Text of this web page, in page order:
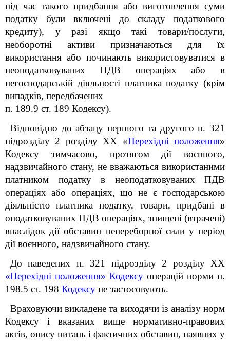
під час такого придбання або виготовлення суми
податку були включені до складу податкового
кредиту), у разі якщо такі товари/послуги,
необоротні активи призначаються для їх
використання або починають використовуватися в
неоподатковуваних ПДВ операціях або в
негосподарській діяльності платника податку (крім
випадків, передбачених
п. 189.9 ст. 189 Кодексу).
Відповідно до абзацу першого та другого п. 321
підрозділу 2 розділу XX «Перехідні положення»
Кодексу тимчасово, протягом дії воєнного,
надзвичайного стану, не вважаються використаними
платником податку в неоподатковуваних ПДВ
операціях або операціях, що не є господарською
діяльністю платника податку, товари, придбані в
оподатковуваних ПДВ операціях, знищені (втрачені)
внаслідок дії обставин непереборної сили у період
дії воєнного, надзвичайного стану.
До наведених п. 321
підрозділу 2 розділу XX
«Перехідні положення» Кодексу операцій норми п.
198.5 ст. 198 Кодексу не застосовують.
Враховуючи викладене та виходячи із аналізу норм
Кодексу і вказаних вище нормативно-правових
актів, опису питань і фактичних обставин, наявних у